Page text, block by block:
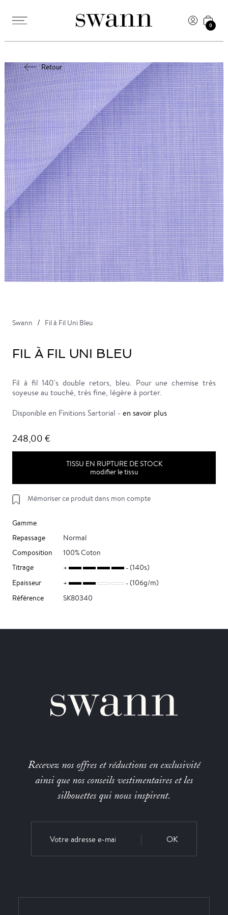
0
Retour
Swann Fil à Fil Uni Bleu
FIL À FIL UNI BLEU
Fil à fil 140's double retors, bleu. Pour une chemise très
soyeuse au touché, très fine, légère à porter.
Disponible en Finitions Sartorial - en savoir plus
248,00 €
TISSU EN RUPTURE DE STOCK
modifier le tissu
Mémoriser ce produit dans mon compte
Gamme
Repassage
Normal
Composition
100% Coton
Titrage
(140s)
Epaisseur
(106g/m)
Référence
SK80340
Recevez nos offres et réductions en exclusivité
ainsi que nos conseils vestimentaires et les
silhouettes qui nous inspirent.
OK